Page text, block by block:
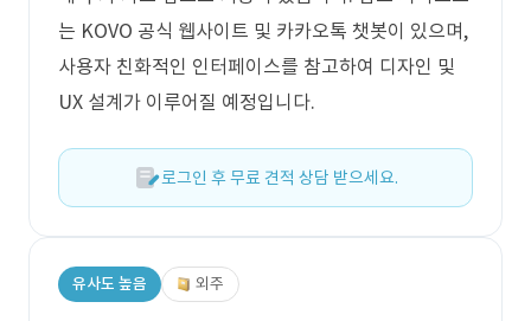
는 KOVO 공식 웹사이트 및 카카오톡 챗봇이 있으며,
사용자 친화적인 인터페이스를 참고하여 디자인 및
UX 설계가 이루어질 예정입니다.
로그인 후 무료 견적 상담 받으세요.
유사도 높음 외주